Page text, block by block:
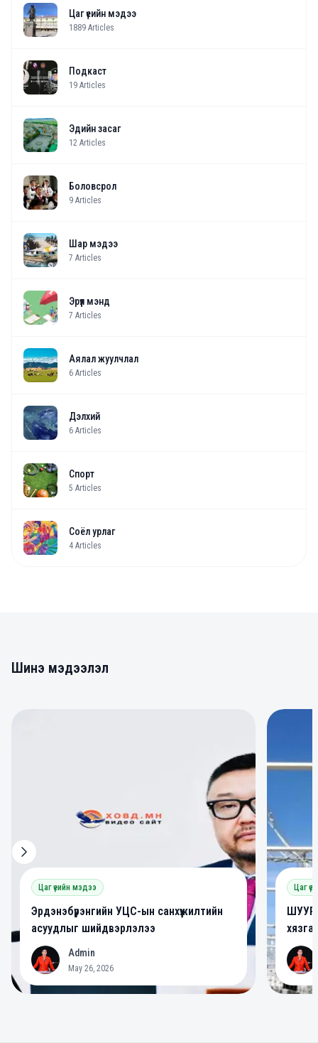
Цаг үеийн мэдээ
1889 Articles
Подкаст
19 Articles
Эдийн засаг
12 Articles
Боловсрол
9 Articles
Шар мэдээ
7 Articles
Эрүүл мэнд
7 Articles
Аялал жуулчлал
6 Articles
Дэлхий
6 Articles
Спорт
5 Articles
Соёл урлаг
4 Articles
Шинэ мэдээлэл
Цаг үеийн мэдээ
Эрдэнэбүрэнгийн УЦС-ын санхүүжилтийн
асуудлыг шийдвэрлэлээ
A Admin
May 26, 2026
Цаг
A